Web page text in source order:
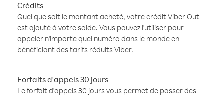
Crédits
Quel que soit le montant acheté, votre crédit Viber Out
est ajouté à votre solde. Vous pouvez l'utiliser pour
appeler n'importe quel numéro dans le monde en
bénéficiant des tarifs réduits Viber.
Forfaits d'appels 30 jours
Le forfait d'appels 30 jours vous permet de passer des